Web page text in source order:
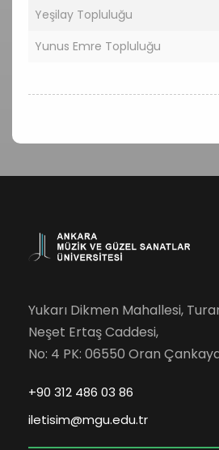
Yeşilay Topluluğu
Yunus Emre Topluluğu
Yukarı Dikmen Mahallesi,
Neşet Ertaş Caddesi,
No: 4 PK: 06550 Oran
+90 312 486 03 86
iletisim@mgu.edu.tr